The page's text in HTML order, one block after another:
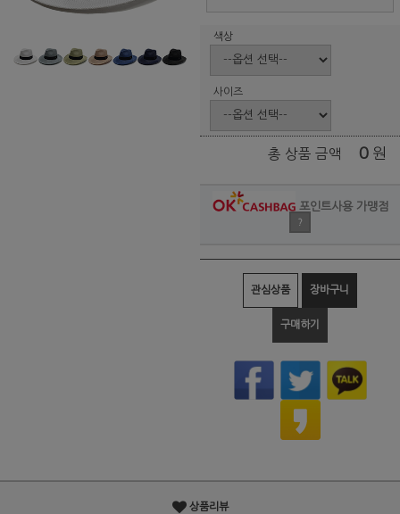
색상
사이즈
총 상품 금액 0 원
포인트사용 가맹점
?
관심상품 장바구니
구매하기
상품리뷰